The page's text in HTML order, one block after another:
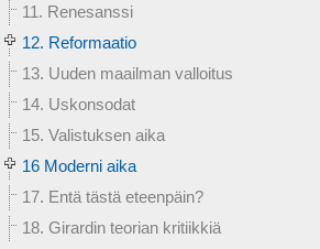
11. Renesanssi
12. Reformaatio
13. Uuden maailman valloitus
14. Uskonsodat
15. Valistuksen aika
16 Moderni aika
17. Entä tästä eteenpäin?
18. Girardin teorian kritiikkiä